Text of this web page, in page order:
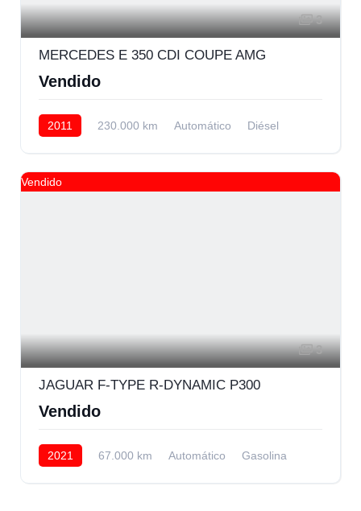
3
MERCEDES E 350 CDI COUPE AMG
Vendido
2011 230.000 km Automático
Diésel
Vendido
3
JAGUAR F-TYPE R-DYNAMIC P300
Vendido
2021 67.000 km Automático
Gasolina